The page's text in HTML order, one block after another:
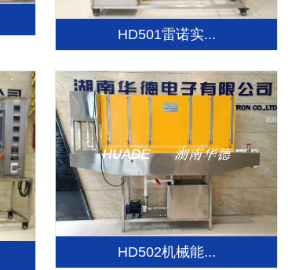
HD501雷诺实...
HD502机械能...